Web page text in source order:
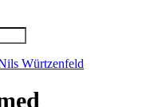
Würtzenfeld